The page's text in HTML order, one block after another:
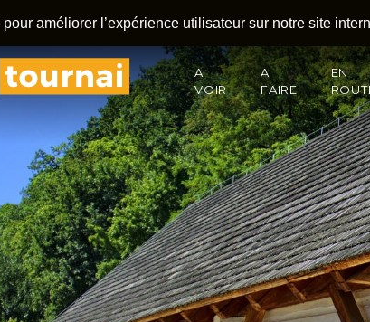
améliorer l’expérience utilisateur sur notre site
A
VOIR
A
FAIRE
EN